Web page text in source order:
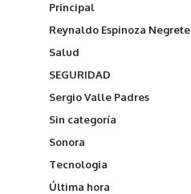
Principal
Reynaldo Espinoza Negrete
Salud
SEGURIDAD
Sergio Valle Padres
Sin categoría
Sonora
Tecnologia
Última hora